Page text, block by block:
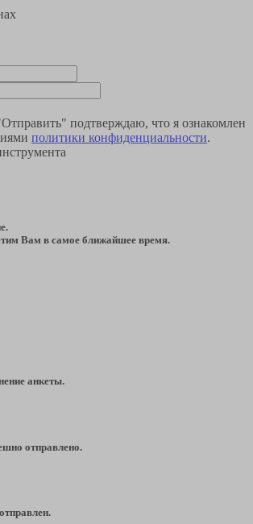
подтверждаю, что я ознакомлен
политики конфиденциальности.
Вам в самое ближайшее время.
анкеты.
отправлено.